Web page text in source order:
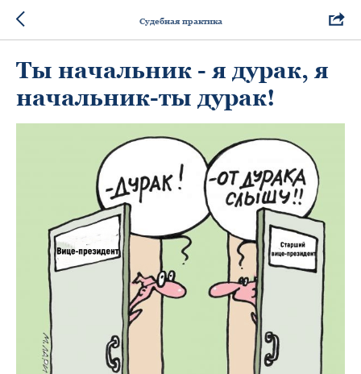
Судебная практика
Ты начальник - я дурак, я
начальник-ты дурак!